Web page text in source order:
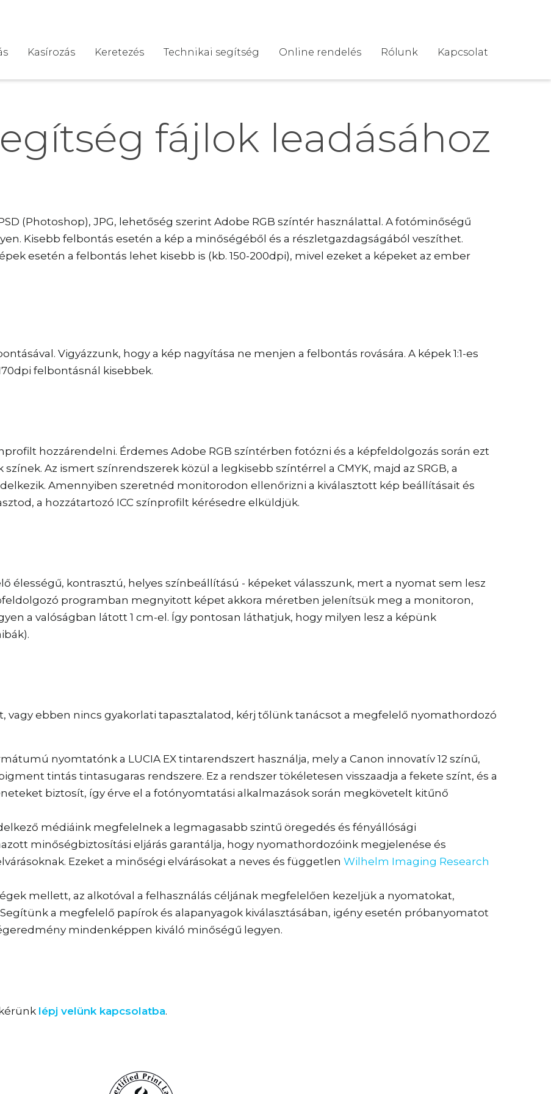
Kasírozás Keretezés Technikai segítség Online rendelés Rólunk Kapcsolat
fájlok leadásához
(Photoshop), JPG, lehetőség szerint Adobe RGB színtér használattal. A fotóminőségű
Kisebb felbontás esetén a kép a minőségéből és a részletgazdagságából veszíthet.
esetén a felbontás lehet kisebb is (kb. 150-200dpi), mivel ezeket a képeket az ember
Vigyázzunk, hogy a kép nagyítása ne menjen a felbontás rovására. A képek 1:1-es
felbontásnál kisebbek.
hozzárendelni. Érdemes Adobe RGB színtérben fotózni és a képfeldolgozás során ezt
Az ismert színrendszerek közül a legkisebb színtérrel a CMYK, majd az SRGB, a
Amennyiben szeretnéd monitorodon ellenőrizni a kiválasztott kép beállításait és
a hozzátartozó ICC színprofilt kérésedre elküldjük.
élességű, kontrasztú, helyes színbeállítású - képeket válasszunk, mert a nyomat sem lesz
programban megnyitott képet akkora méretben jelenítsük meg a monitoron,
a valóságban látott 1 cm-el. Így pontosan láthatjuk, hogy milyen lesz a képünk
vagy ebben nincs gyakorlati tapasztalatod, kérj tőlünk tanácsot a megfelelő nyomathordozó
nyomtatónk a LUCIA EX tintarendszert használja, mely a Canon innovatív 12 színű,
tintás tintasugaras rendszere. Ez a rendszer tökéletesen visszaadja a fekete színt, és a
biztosít, így érve el a fotónyomtatási alkalmazások során megkövetelt kitűnő
médiáink megfelelnek a legmagasabb szintű öregedés és fényállósági
minőségbiztosítási eljárás garantálja, hogy nyomathordozóink megjelenése és
Ezeket a minőségi elvárásokat a neves és független Wilhelm Imaging Research
mellett, az alkotóval a felhasználás céljának megfelelően kezeljük a nyomatokat,
a megfelelő papírok és alapanyagok kiválasztásában, igény esetén próbanyomatot
mindenképpen kiváló minőségű legyen.
kérünk lépj velünk kapcsolatba.